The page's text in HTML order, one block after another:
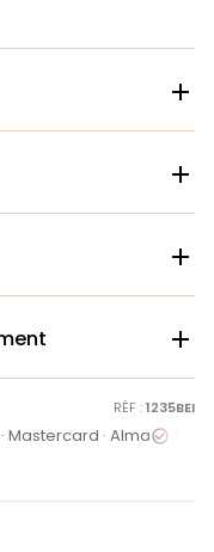




RÉF :1235BEI
· Mastercard · Alma